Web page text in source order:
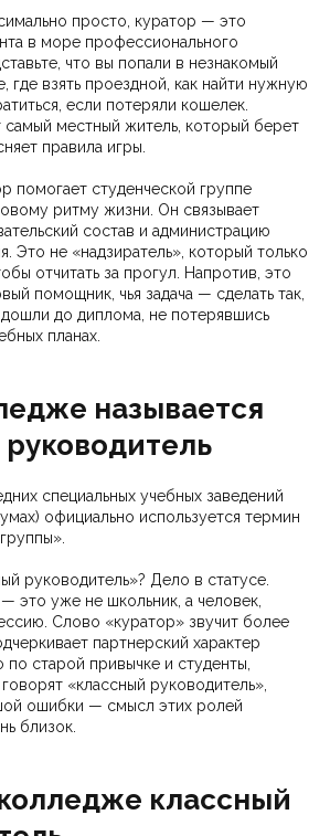
просто, куратор — это
в море профессионального
что вы попали в незнакомый
где взять проездной, как найти нужную
если потеряли кошелек.
местный житель, который берет
правила игры.
помогает студенческой группе
ритму жизни. Он связывает
состав и администрацию
Это не «надзиратель», который только
отчитать за прогул. Напротив, это
помощник, чья задача — сделать так,
до диплома, не потерявшись
планах.
называется
специальных учебных заведений
официально используется термин
руководитель»? Дело в статусе.
это уже не школьник, а человек,
Слово «куратор» звучит более
партнерский характер
старой привычке и студенты,
«классный руководитель»,
ошибки — смысл этих ролей
близок.
классный